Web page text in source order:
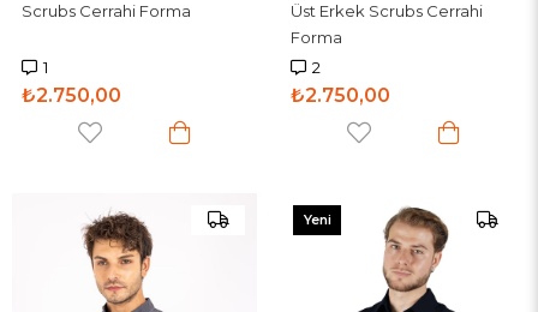
Scrubs Cerrahi Forma
1
₺2.750,00
Üst Erkek Scrubs Cerrahi
Forma
2
₺2.750,00
Yeni